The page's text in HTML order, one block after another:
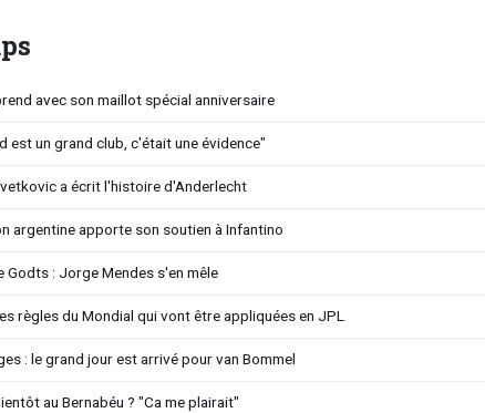
avec son maillot spécial anniversaire
est un grand club, c'était une évidence"
a écrit l'histoire d'Anderlecht
argentine apporte son soutien à Infantino
Godts : Jorge Mendes s'en mêle
règles du Mondial qui vont être appliquées en JPL
: le grand jour est arrivé pour van Bommel
au Bernabéu ? "Ca me plairait"